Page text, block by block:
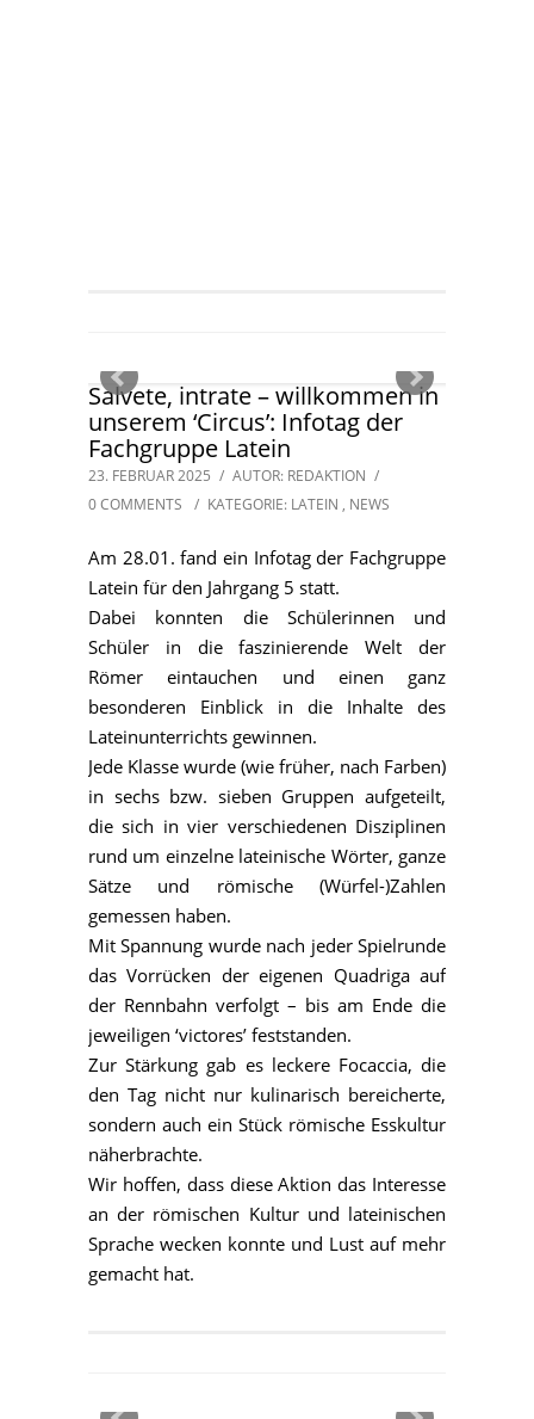
Salvete, intrate – willkommen in
unserem ‘Circus’: Infotag der
Fachgruppe Latein
23. FEBRUAR 2025 / AUTOR: REDAKTION /
0 COMMENTS
/ KATEGORIE: LATEIN , NEWS
Am 28.01. fand ein Infotag der Fachgruppe
Latein für den Jahrgang 5 statt.
Dabei konnten die Schülerinnen und
Schüler in die faszinierende Welt der
Römer eintauchen und einen ganz
besonderen Einblick in die Inhalte des
Lateinunterrichts gewinnen.
Jede Klasse wurde (wie früher, nach Farben)
in sechs bzw. sieben Gruppen aufgeteilt,
die sich in vier verschiedenen Disziplinen
rund um einzelne lateinische Wörter, ganze
Sätze und römische (Würfel-)Zahlen
gemessen haben.
Mit Spannung wurde nach jeder Spielrunde
das Vorrücken der eigenen Quadriga auf
der Rennbahn verfolgt – bis am Ende die
jeweiligen ‘victores’ feststanden.
Zur Stärkung gab es leckere Focaccia, die
den Tag nicht nur kulinarisch bereicherte,
sondern auch ein Stück römische Esskultur
näherbrachte.
Wir hoffen, dass diese Aktion das Interesse
an der römischen Kultur und lateinischen
Sprache wecken konnte und Lust auf mehr
gemacht hat.